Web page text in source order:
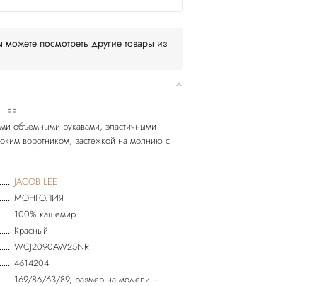
посмотреть другие товары из
объемными рукавами, эластичными
воротником, застежкой на молнию с
JACOB LEE
МОНГОЛИЯ
100% кашемир
Красный
WCJ2090AW25NR
4614204
169/86/63/89, размер на модели –